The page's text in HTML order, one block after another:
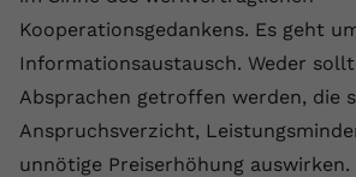
Kooperationsgedankens. Es geht
Informationsaustausch. Weder
Absprachen getroffen werden, die
Anspruchsverzicht,
unnötige Preiserhöhung
Name fe_typo_user
Anbieter VPB.de
Website zuzuordnen.
Anbieter vimeo.com
Vimeo installiert
Tracking-